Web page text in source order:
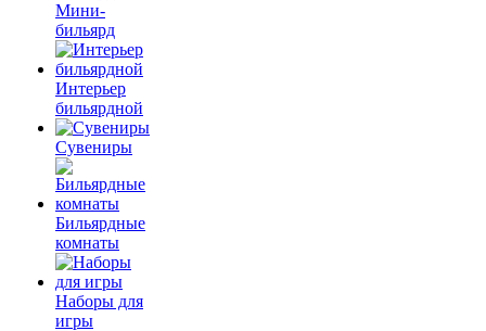
Мини-
бильярд
Интерьер
бильярдной
Сувениры
Бильярдные
комнаты
Наборы для
игры